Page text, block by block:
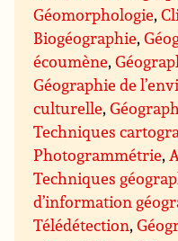
Géomorphologie,
Biogéographie,
écoumène,
Géographie de
culturelle,
Techniques
Photogrammétrie,
Techniques
d’information
Télédétection,